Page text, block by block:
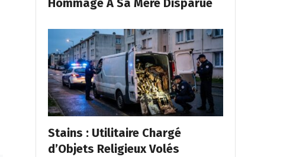
Hommage À Sa Mère Disparue
Stains : Utilitaire Chargé
d’Objets Religieux Volés